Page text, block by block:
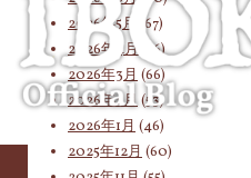
索
対
2026年5月
(67)
2026年4月 (76)
2026年3月 (66)
2026年2月 (53)
2026年1月 (46)
2025年12月 (60)